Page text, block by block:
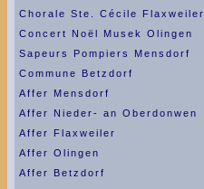
Chorale Ste. Cécile Flaxweiler
Concert Noël Musek Olingen
Sapeurs Pompiers Mensdorf
Commune Betzdorf
Affer Mensdorf
Affer Nieder- an Oberdonwen
Affer Flaxweiler
Affer Olingen
Affer Betzdorf